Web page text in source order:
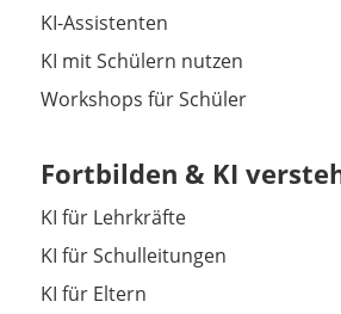
KI-Assistenten
KI mit Schülern nutzen
Workshops für Schüler
Fortbilden & KI
KI für Lehrkräfte
KI für Schulleitungen
KI für Eltern